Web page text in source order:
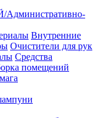
Внутренние
Очистители для рук
Средства
помещений